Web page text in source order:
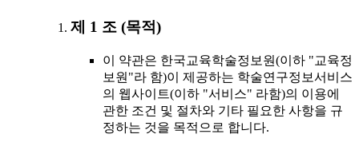
제 1 조 (목적)
이 약관은 한국교육학술정보원(이하 "교육정
보원"라 함)이 제공하는 학술연구정보서비스
의 웹사이트(이하 "서비스" 라함)의 이용에
관한 조건 및 절차와 기타 필요한 사항을 규
정하는 것을 목적으로 합니다.